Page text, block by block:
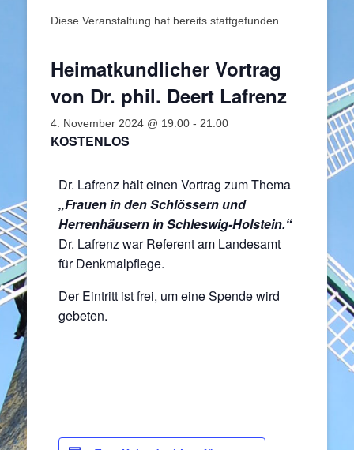
Diese Veranstaltung hat bereits stattgefunden.
Heimatkundlicher Vortrag
von Dr. phil. Deert Lafrenz
4. November 2024 @ 19:00 - 21:00
KOSTENLOS
Dr. Lafrenz hält einen Vortrag zum Thema
„Frauen in den Schlössern und
Herrenhäusern in Schleswig-Holstein.“
Dr. Lafrenz war Referent am Landesamt
für Denkmalpflege.
Der Eintritt ist frei, um eine Spende wird
gebeten.